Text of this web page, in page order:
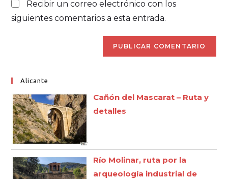
Recibir un correo electrónico con los
siguientes comentarios a esta entrada.
Alicante
Cañón del Mascarat – Ruta y
detalles
Río Molinar, ruta por la
arqueología industrial de